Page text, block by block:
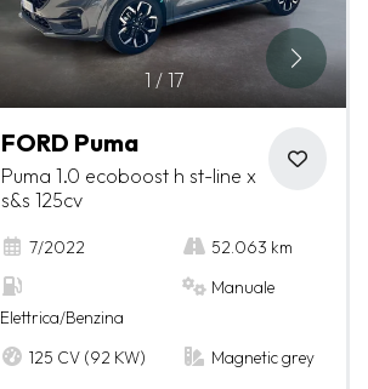
1 / 17
FORD Puma
Puma 1.0 ecoboost h st-line x
s&s 125cv
7/2022 52.063 km
Elettrica/Benzina
Manuale
125 CV (92 KW) Magnetic grey